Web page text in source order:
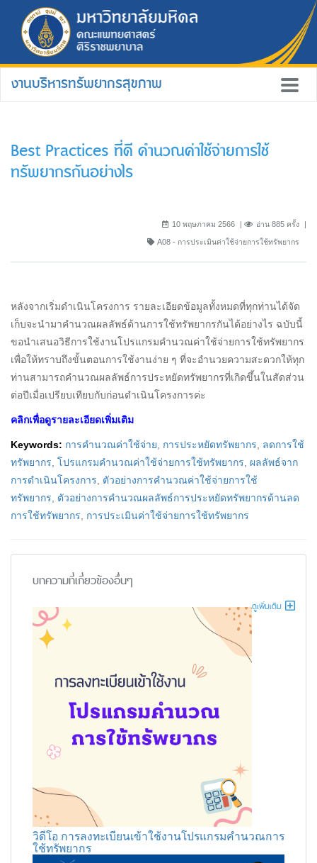
งานบริหารทรัพยากรสุขภาพ
Best Practices ที่ดี คำนวณค่าใช้จ่ายการใช้
ทรัพยากรกันอย่างไร
10 พฤษภาคม 2566 อ่าน 885 ครั้ง
A08 - การประเมินค่าใช้จ่ายการใช้ทรัพยากร
หลังจากเริ่มดำเนินโครงการ รายละเอียดข้อมูลทั้งหมดที่ทุกท่านได้จัด
เก็บจะนำมาคำนวณผลลัพธ์ด้านการใช้ทรัพยากรกันได้อย่างไร ฉบับนี้
ขอนำเสนอวิธีการใช้งานโปรแกรมคำนวณค่าใช้จ่ายการใช้ทรัพยากร
เพื่อให้ทราบถึงขั้นตอนการใช้งานง่าย ๆ ที่จะอำนวยความสะดวกให้ทุก
ท่านสามารถคำนวณผลลัพธ์การประหยัดทรัพยากรที่เกิดขึ้นในสัดส่วน
ต่อปีเมื่อเปรียบเทียบกับก่อนดำเนินโครงการค่ะ
คลิกเพื่อดูรายละเอียดเพิ่มเติม
Keywords: การคำนวณค่าใช้จ่าย การประหยัดทรัพยากร
ลดการใช้
ทรัพยากร โปรแกรมคำนวณค่าใช้จ่ายการใช้ทรัพยากร
ผลลัพธ์จาก
การดำเนินโครงการ
ตัวอย่างการคำนวณค่าใช้จ่ายการใช้
ทรัพยากร
ตัวอย่างการคำนวณผลลัพธ์การประหยัดทรัพยากรด้านลด
การใช้ทรัพยากร
การประเมินค่าใช้จ่ายการใช้ทรัพยากร
บทความที่เกี่ยวข้องอื่นๆ
ดูเพิ่มเติม
วิดีโอ การลงทะเบียนเข้าใช้งานโปรแกรมคำนวณการ
ใช้ทรัพยากร